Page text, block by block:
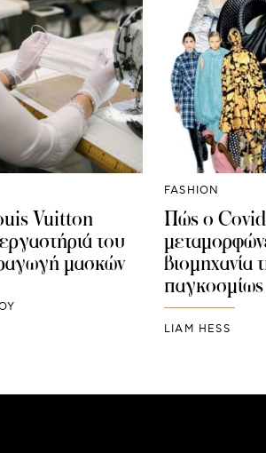
Vuitton
του
μασκών
FASHION
Πώς ο
βιομηχανία
παγκοσμίως
LIAM HESS